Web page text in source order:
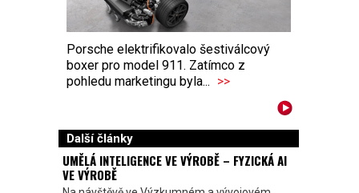
Porsche elektrifikovalo šestiválcový
boxer pro model 911. Zatímco z
pohledu marketingu byla... >>
Další články
UMĚLÁ INTELIGENCE VE VÝROBĚ – FYZICKÁ AI
VE VÝROBĚ